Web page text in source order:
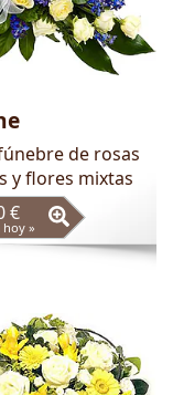
de rosas
y flores mixtas
€
»